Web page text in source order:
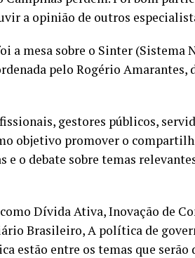
a opinião de outros
a mesa sobre o Sinter (Sistema
pelo Rogério
gestores públicos,
objetivo promover o
e o debate sobre temas
Dívida Ativa, Inovação de
Brasileiro, A política de
estão entre os temas que